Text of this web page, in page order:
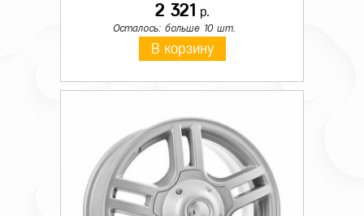
2 321 р.
Осталось: больше 10 шт.
В корзину